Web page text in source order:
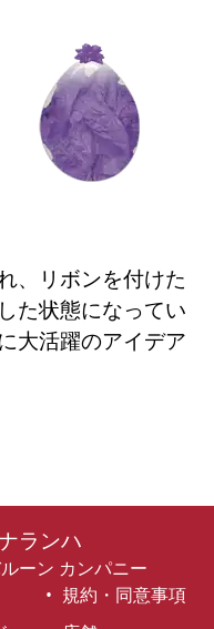
、リボンを付けた
た状態になってい
大活躍のアイデア
ランハ
ーン カンパニー
規約・同意事項